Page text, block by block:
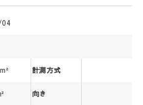
計測方式
向き